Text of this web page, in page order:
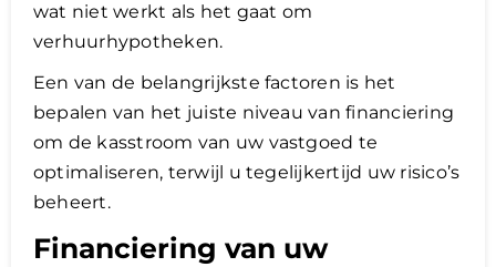
wat niet werkt als het gaat om
verhuurhypotheken.
Een van de belangrijkste factoren is het
bepalen van het juiste niveau van financiering
om de kasstroom van uw vastgoed te
optimaliseren, terwijl u tegelijkertijd uw risico’s
beheert.
Financiering van uw